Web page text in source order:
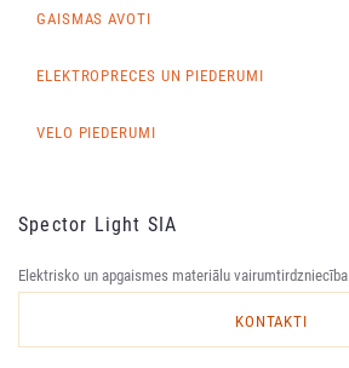
GAISMAS AVOTI
ELEKTROPRECES UN PIEDERUMI
VELO PIEDERUMI
Spector Light SIA
Elektrisko un apgaismes materiālu vairumtirdzniecība
KONTAKTI